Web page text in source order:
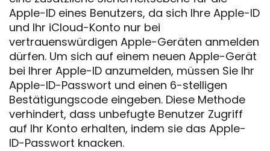
Apple-ID eines Benutzers, da sich Ihre Apple-ID
und Ihr iCloud-Konto nur bei
vertrauenswürdigen Apple-Geräten anmelden
dürfen. Um sich auf einem neuen Apple-Gerät
bei Ihrer Apple-ID anzumelden, müssen Sie Ihr
Apple-ID-Passwort und einen 6-stelligen
Bestätigungscode eingeben. Diese Methode
verhindert, dass unbefugte Benutzer Zugriff
auf Ihr Konto erhalten, indem sie das Apple-
ID-Passwort knacken.